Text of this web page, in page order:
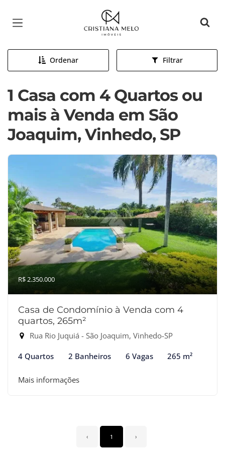
Página inicial
Ordenar Filtrar
1 Casa com 4 Quartos ou
mais à Venda em São
Joaquim, Vinhedo, SP
R$ 2.350.000
Casa de Condomínio à Venda com 4
quartos, 265m²
Rua Rio Juquiá - São Joaquim, Vinhedo-SP
4 Quartos 2 Banheiros 6 Vagas 265 m²
Mais informações
‹ 1 ›